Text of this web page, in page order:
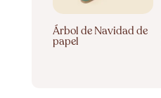
Árbol de Navidad de
papel